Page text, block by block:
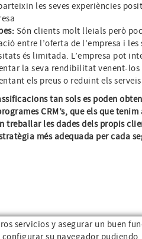
les seves experiències
Són clients molt lleials però
entre l’oferta de l’empresa i les
és limitada. L’empresa pot
la seva rendibilitat venent-los
els preus o reduint els
tan sols es poden
CRM’s, que els que
treballar les dades dels propis
més adequada per cada
servicios y asegurar un buen